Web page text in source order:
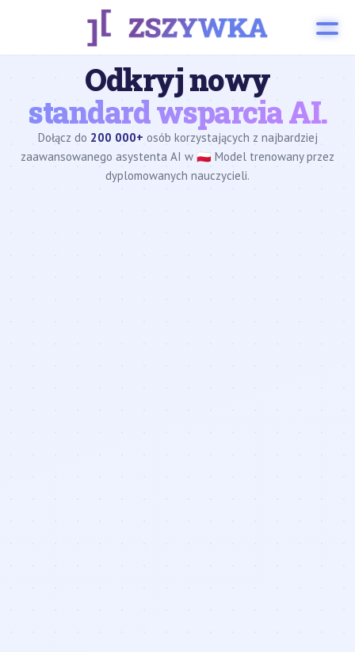
Odkryj nowy
standard wsparcia AI.
Dołącz do 200 000+ osób korzystających z najbardziej
zaawansowanego asystenta AI w 🇵🇱 Model trenowany przez
dyplomowanych nauczycieli.